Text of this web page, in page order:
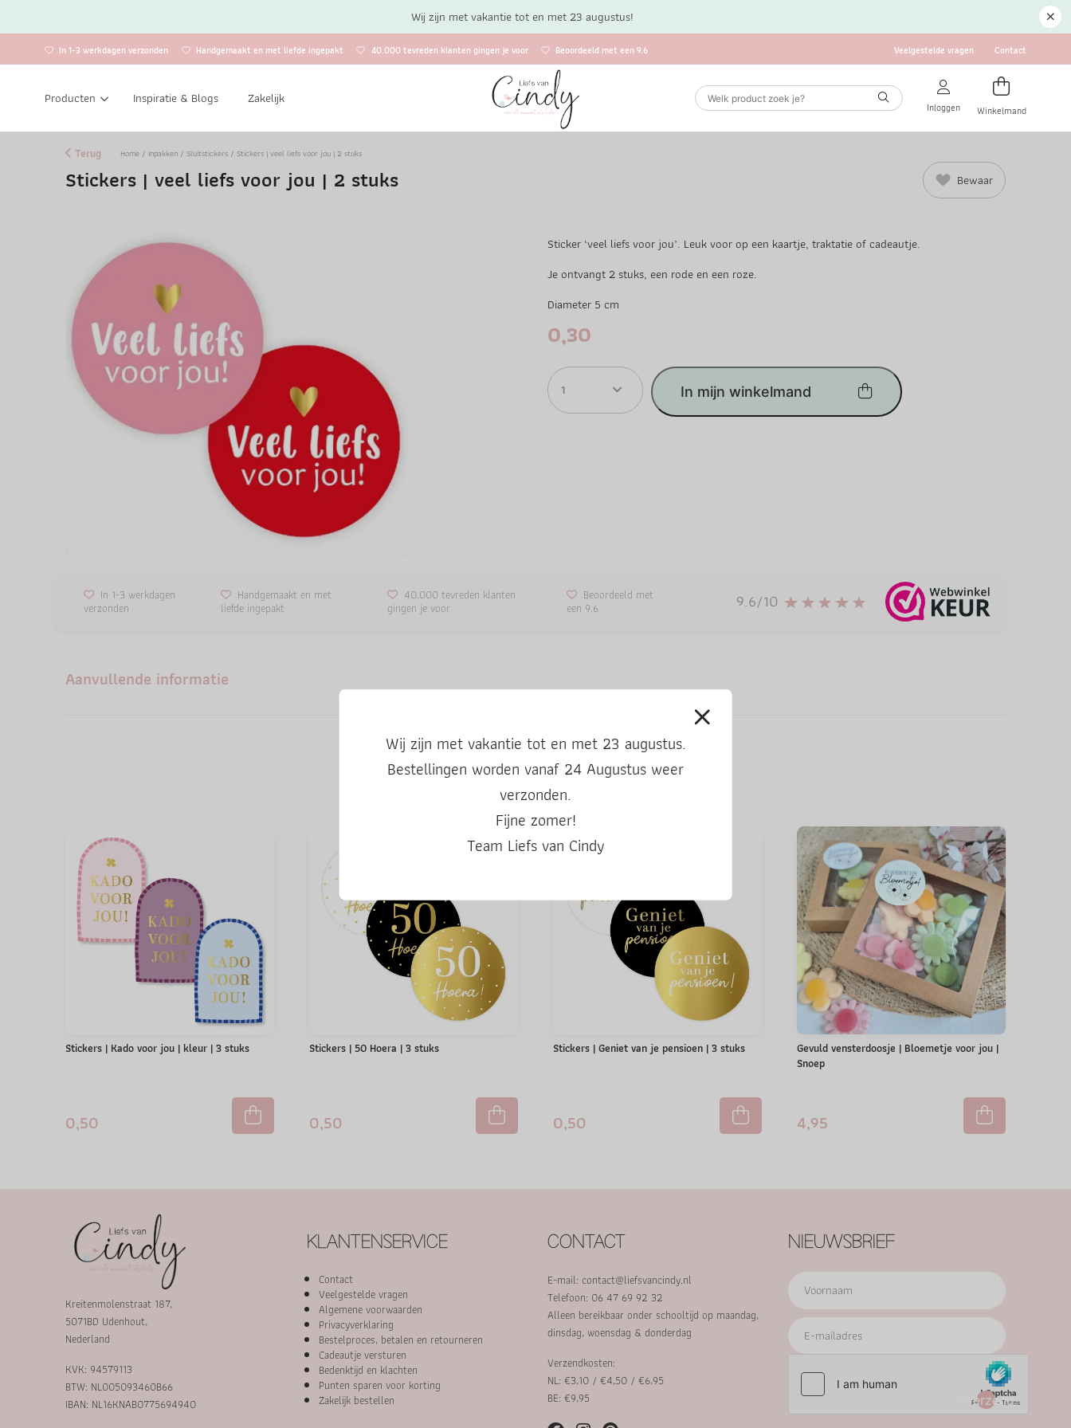
In 1-3 werkdagen verzonden Handgemaakt en met liefde ingepakt 40.000 tevreden klanten gingen je voor Beoordeeld met een 9.6 Veelgestelde vragen Contact
Producten Inspiratie & Blogs Zakelijk Inloggen Winkelmand
Terug Home / Inpakken /Sluitstickers / Stickers | veel liefs voor jou | 2 stuks
Stickers | veel liefs voor jou | 2 stuks Bewaar
Sticker ‘veel liefs voor jou’. Leuk voor op een kaartje, traktatie of cadeautje.
Je ontvangt 2 stuks, een rode en een roze.
Diameter 5 cm
0,30
1 In mijn winkelmand
In 1-3 werkdagen
verzonden
Handgemaakt en met
liefde ingepakt
40.000 tevreden klanten
gingen je voor
Beoordeeld met
een 9.6
9.6/10
Aanvullende informatie
Ook leuke producten
Stickers | Kado voor jou | kleur | 3 stuks
0,50
Stickers | 50 Hoera | 3 stuks
0,50
Stickers | Geniet van je pensioen | 3 stuks
0,50
Gevuld vensterdoosje | Bloemetje voor jou |
Snoep
4,95
Wij zijn met vakantie tot en met 23 augustus!
Wij zijn met vakantie tot en met 23 augustus.
Bestellingen worden vanaf 24 Augustus weer
verzonden.
Fijne zomer!
Team Liefs van Cindy
Kreitenmolenstraat 187,
5071BD Udenhout,
Nederland
KVK: 94579113
BTW: NL005093460B66
IBAN: NL16KNAB0775694940
KLANTENSERVICE
Contact
Veelgestelde vragen
Algemene voorwaarden
Privacyverklaring
Bestelproces, betalen en retourneren
Cadeautje versturen
Bedenktijd en klachten
Punten sparen voor korting
Zakelijk bestellen
CONTACT
E-mail: contact@liefsvancindy.nl
Telefoon: 06 47 69 92 32
Alleen bereikbaar onder schooltijd op maandag,
dinsdag, woensdag & donderdag
Verzendkosten:
NL: €3,10 / €4,50 / €6,95
BE: €9,95
NIEUWSBRIEF
Verzend